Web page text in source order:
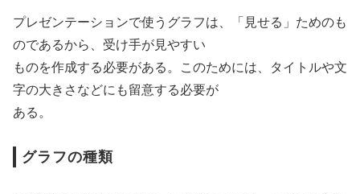
プレゼンテーションで使うグラフは、「見せる」ためのも
のであるから、受け手が見やすい
ものを作成する必要がある。このためには、タイトルや文
字の大きさなどにも留意する必要が
ある。
グラフの種類